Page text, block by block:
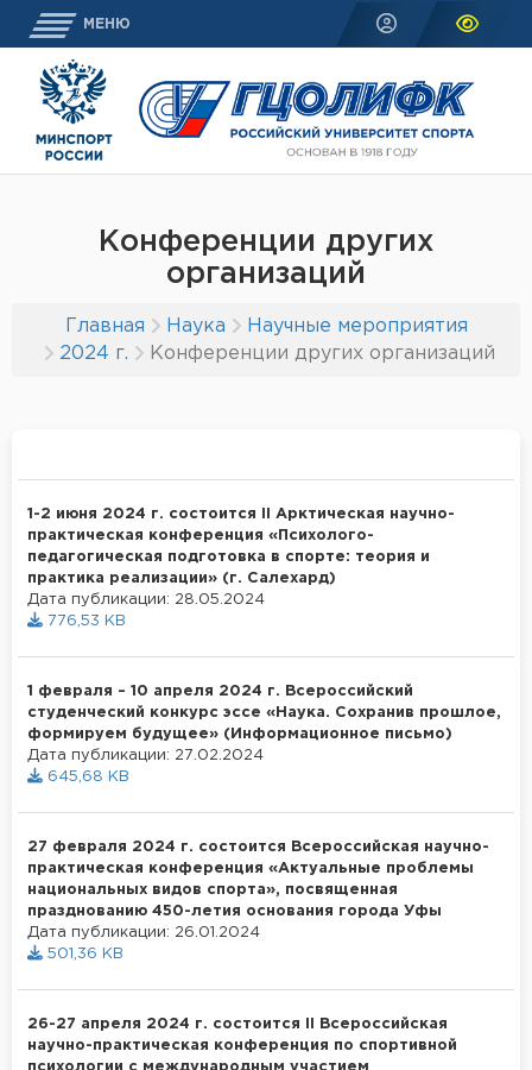
МЕНЮ
Конференции других
организаций
Главная Наука
Научные мероприятия
2024 г.
Конференции других организаций
1-2 июня 2024 г. состоится II Арктическая научно-
практическая конференция «Психолого-
педагогическая подготовка в спорте: теория и
практика реализации» (г. Салехард)
Дата публикации: 28.05.2024
776,53 KB
1 февраля – 10 апреля 2024 г. Всероссийский
студенческий конкурс эссе «Наука. Сохранив прошлое,
формируем будущее» (Информационное письмо)
Дата публикации: 27.02.2024
645,68 KB
27 февраля 2024 г. состоится Всероссийская научно-
практическая конференция «Актуальные проблемы
национальных видов спорта», посвященная
празднованию 450-летия основания города Уфы
Дата публикации: 26.01.2024
501,36 KB
26-27 апреля 2024 г. состоится II Всероссийская
научно-практическая конференция по спортивной
психологии с международным участием